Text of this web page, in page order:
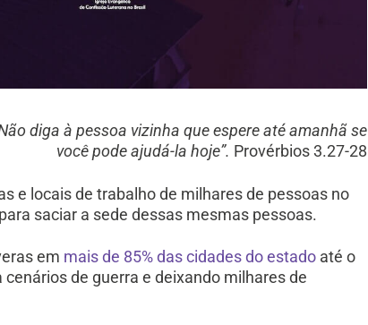
diga à pessoa vizinha que espere até amanhã se
você pode ajudá-la hoje”. Provérbios 3.27-28
e locais de trabalho de milhares de pessoas no
saciar a sede dessas mesmas pessoas.
em mais de 85% das cidades do estado até o
de guerra e deixando milhares de